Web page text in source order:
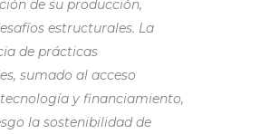
de su producción,
estructurales. La
de prácticas
sumado al acceso
y financiamiento,
la sostenibilidad de